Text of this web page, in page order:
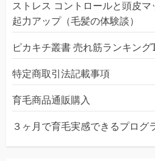
ストレス コントロールと頭皮
起力アップ（毛髪の体験談）
ピカキチ叢書 売れ筋ランキング
特定商取引法記載事項
育毛商品通販購入
３ヶ月で育毛実感できるプログ